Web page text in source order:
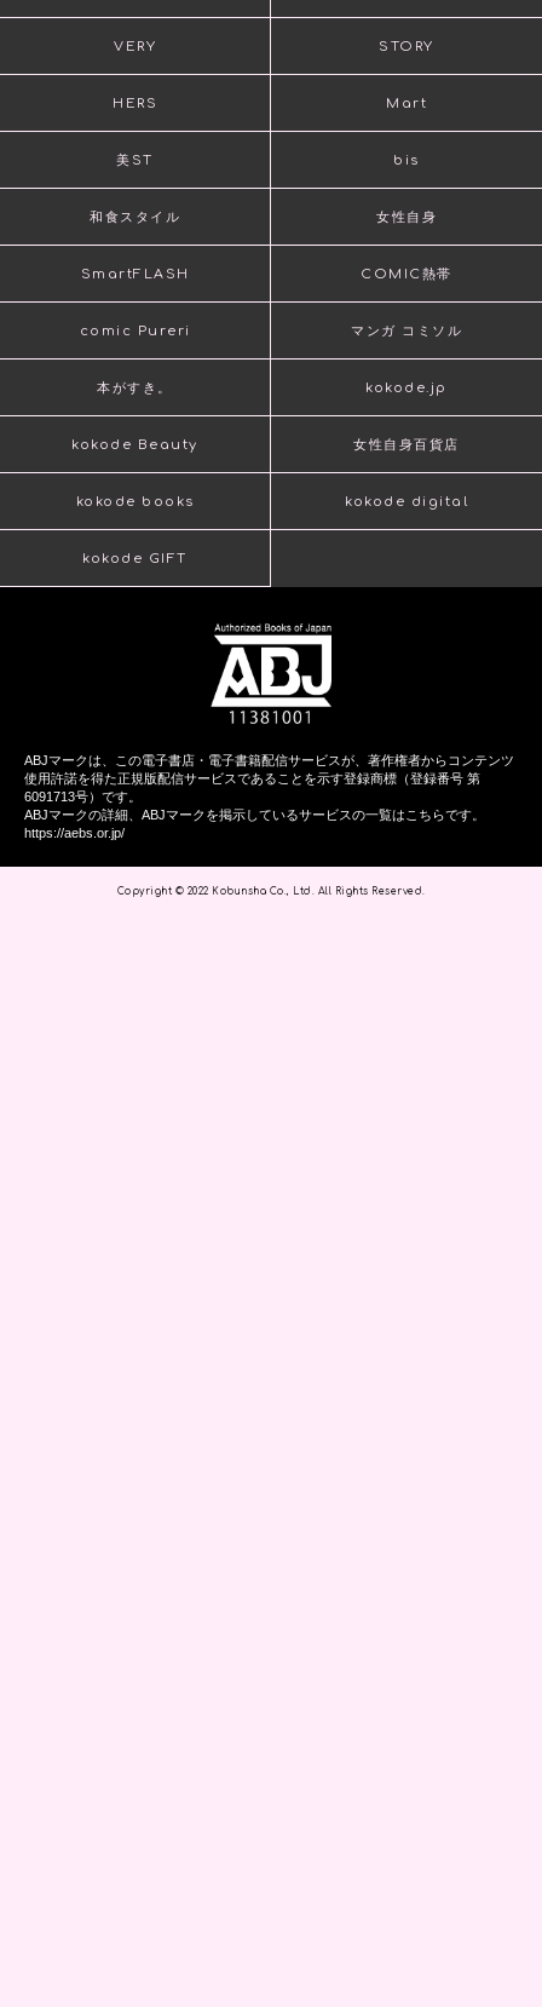
VERY STORY
HERS Mart
美ST bis
和食スタイル 女性自身
SmartFLASH COMIC熱帯
comic Pureri マンガ コミソル
本がすき。 kokode.jp
kokode Beauty 女性自身百貨店
kokode books kokode digital
kokode GIFT
ABJマークは、この電子書店・電子書籍配信サービスが、著作権者からコンテンツ
使用許諾を得た正規版配信サービスであることを示す登録商標（登録番号 第
6091713号）です。
ABJマークの詳細、ABJマークを掲示しているサービスの一覧はこちらです。
https://aebs.or.jp/
Copyright © 2022 Kobunsha Co., Ltd. All Rights Reserved.